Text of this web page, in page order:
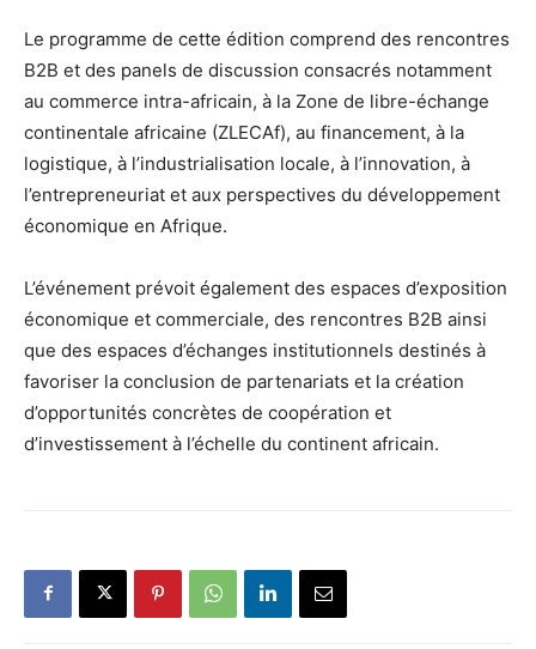
Le programme de cette édition comprend des rencontres
B2B et des panels de discussion consacrés notamment
au commerce intra-africain, à la Zone de libre-échange
continentale africaine (ZLECAf), au financement, à la
logistique, à l’industrialisation locale, à l’innovation, à
l’entrepreneuriat et aux perspectives du développement
économique en Afrique.
L’événement prévoit également des espaces d’exposition
économique et commerciale, des rencontres B2B ainsi
que des espaces d’échanges institutionnels destinés à
favoriser la conclusion de partenariats et la création
d’opportunités concrètes de coopération et
d’investissement à l’échelle du continent africain.